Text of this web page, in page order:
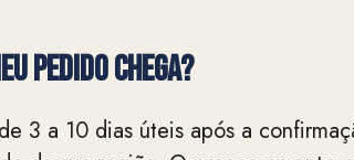
PEDIDO CHEGA?
3 a 10 dias úteis após a